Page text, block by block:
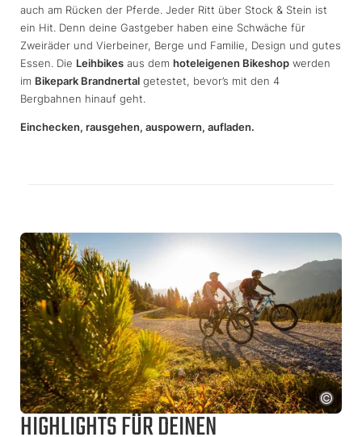
auch am Rücken der Pferde. Jeder Ritt über Stock & Stein ist
ein Hit. Denn deine Gastgeber haben eine Schwäche für
Zweiräder und Vierbeiner, Berge und Familie, Design und gutes
Essen. Die Leihbikes aus dem hoteleigenen Bikeshop werden
im Bikepark Brandnertal getestet, bevor’s mit den 4
Bergbahnen hinauf geht.
Einchecken, rausgehen, auspowern, aufladen.
HIGHLIGHTS FÜR DEINEN